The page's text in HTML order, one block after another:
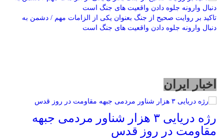
تاکید بر روایت صحیح از جنگ بعنوان یکی از الزامات مهم / دشمن به
دنبال وارونه جلوه دادن واقعیت های جنگ است
اخبار ایران
رژه دریایی ۳ هزار شناور مردمی جبهه
مقاومت در روز قدس